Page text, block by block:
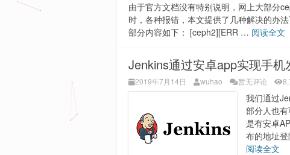
由于官方文档没有特别说明，网上大部分
时，各种报错，本文提供了几种解决的办
部分内容如下： [ceph2][ERR … 阅读全文
Jenkins通过安卓app实现手机
2019年7月14日 wuhao 暂无评论
我们通过
部分人也
是有安卓
布的地址
阅读全文